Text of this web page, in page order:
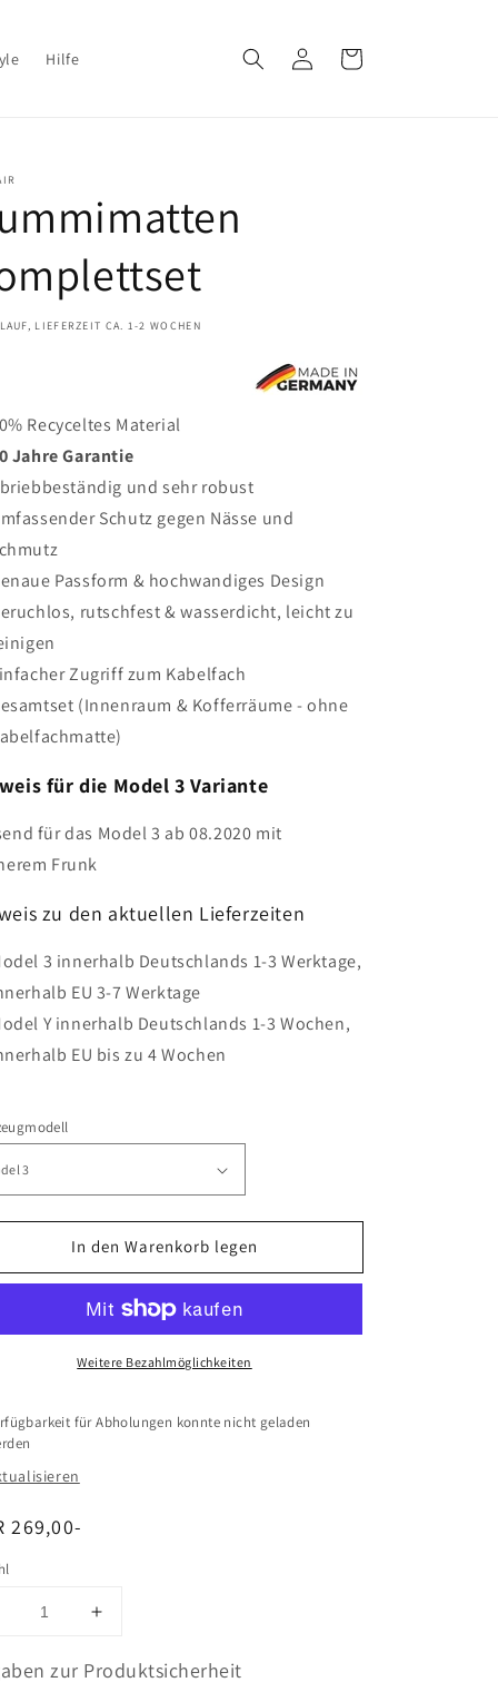
Hilfe EinloggenWarenkorb
LIEFERZEIT CA. 1-2 WOCHEN
Recyceltes Material
Jahre Garantie
und sehr robust
Schutz gegen Nässe und
Passform & hochwandiges Design
rutschfest & wasserdicht, leicht zu
Zugriff zum Kabelfach
(Innenraum & Kofferräume - ohne
für die Model 3 Variante
für das Model 3 ab 08.2020 mit
Frunk
zu den aktuellen Lieferzeiten
3 innerhalb Deutschlands 1-3 Werktage,
EU 3-7 Werktage
Y innerhalb Deutschlands 1-3 Wochen,
EU bis zu 4 Wochen
In den Warenkorb legen
Weitere Bezahlmöglichkeiten
für Abholungen konnte nicht geladen
269,00-
Verringere
Erhöhe
Menge
zur Produktsicherheit